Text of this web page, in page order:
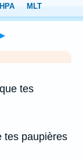
tes
tes paupières